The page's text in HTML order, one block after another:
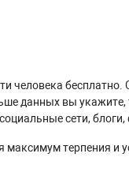
человека
данных вы
сети,
терпения